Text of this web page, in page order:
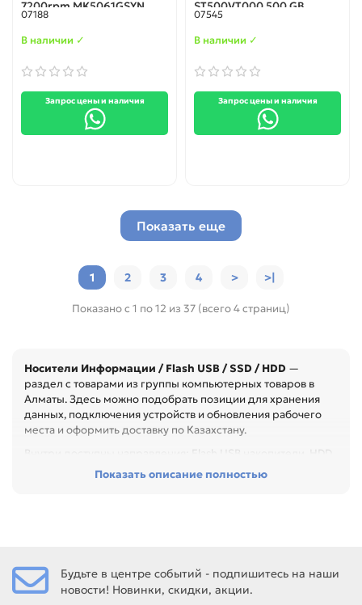
7200rpm MK5061GSYN
07188
В наличии ✓
Запрос цены и наличия
ST500VT000 500 GB
07545
В наличии ✓
Запрос цены и наличия
Показать еще
1 2 3 4 > >|
Показано с 1 по 12 из 37 (всего 4 страниц)
Носители Информации / Flash USB / SSD / HDD —
раздел с товарами из группы компьютерных товаров в
Алматы. Здесь можно подобрать позиции для хранения
данных, подключения устройств и обновления рабочего
места и оформить доставку по Казахстану.
Внутри доступны направления: Flash USB накопители, HDD,
SSD. Они помогают быстрее перейти к нужному бренду,
сервисного центра или техники с регулярной нагрузкой.
Среди товаров этого направления есть, например: Flash
Показать описание полностью
Будьте в центре событий - подпишитесь на наши
новости! Новинки, скидки, акции.